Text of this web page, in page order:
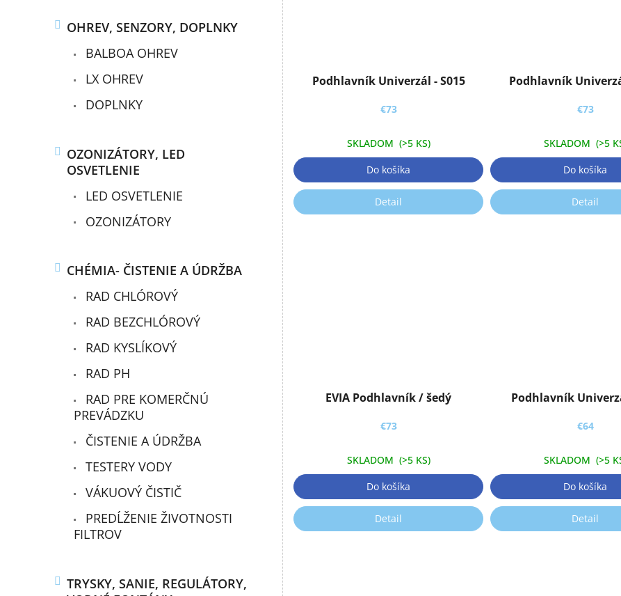
OHREV, SENZORY, DOPLNKY
BALBOA OHREV
LX OHREV
DOPLNKY
OZONIZÁTORY, LED
OSVETLENIE
LED OSVETLENIE
OZONIZÁTORY
CHÉMIA- ČISTENIE A ÚDRŽBA
RAD CHLÓROVÝ
RAD BEZCHLÓROVÝ
RAD KYSLÍKOVÝ
RAD PH
RAD PRE KOMERČNÚ
PREVÁDZKU
ČISTENIE A ÚDRŽBA
TESTERY VODY
VÁKUOVÝ ČISTIČ
PREDĹŽENIE ŽIVOTNOSTI
FILTROV
TRYSKY, SANIE, REGULÁTORY,
Podhlavník Univerzál - S015
€73
SKLADOM (>5 KS)
Do košíka
Detail
Podhlavník
€73
SKLADOM (>5
Do košíka
Detail
EVIA Podhlavník / šedý
€73
SKLADOM (>5 KS)
Do košíka
Detail
Podhlavník
€64
SKLADOM (>5
Do košíka
Detail